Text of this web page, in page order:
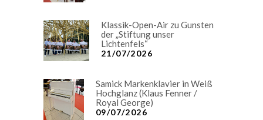
Klassik-Open-Air zu Gunsten
der „Stiftung unser
Lichtenfels“
21/07/2026
Samick Markenklavier in Weiß
Hochglanz (Klaus Fenner /
Royal George)
09/07/2026